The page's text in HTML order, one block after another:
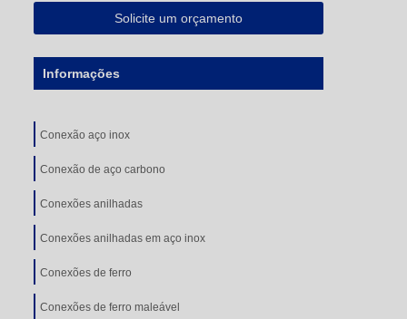
Solicite um orçamento
Informações
Conexão aço inox
Conexão de aço carbono
Conexões anilhadas
Conexões anilhadas em aço inox
Conexões de ferro
Conexões de ferro maleável